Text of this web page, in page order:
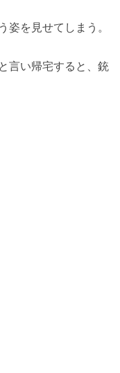
を見せてしまう。
言い帰宅すると、銃